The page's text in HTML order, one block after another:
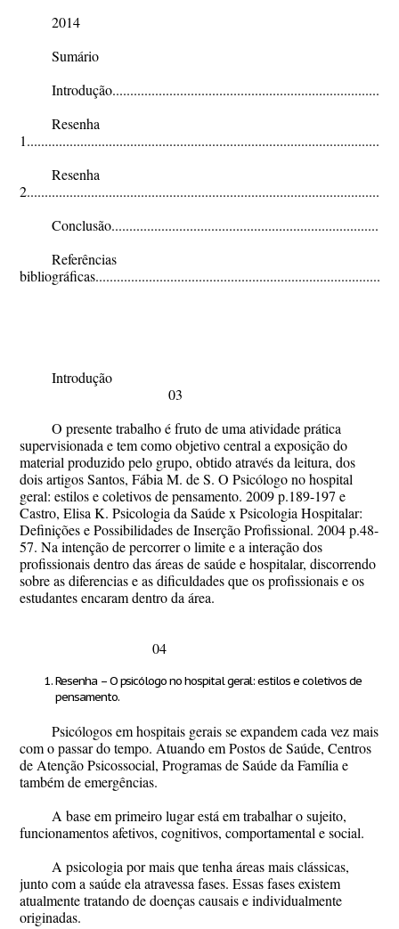
2014
Sumário
Resenha
Resenha
Referências
Introdução
03
O presente trabalho é fruto de uma atividade prática
supervisionada e tem como objetivo central a exposição do
material produzido pelo grupo, obtido através da leitura, dos
dois artigos Santos, Fábia M. de S. O Psicólogo no hospital
geral: estilos e coletivos de pensamento. 2009 p.189-197 e
Castro, Elisa K. Psicologia da Saúde x Psicologia Hospitalar:
Definições e Possibilidades de Inserção Profissional. 2004 p.48-
57. Na intenção de percorrer o limite e a interação dos
profissionais dentro das áreas de saúde e hospitalar, discorrendo
sobre as diferencias e as dificuldades que os profissionais e os
estudantes encaram dentro da área.
04
Resenha – O psicólogo no hospital geral: estilos e coletivos de
pensamento.
Psicólogos em hospitais gerais se expandem cada vez mais
com o passar do tempo. Atuando em Postos de Saúde, Centros
de Atenção Psicossocial, Programas de Saúde da Família e
também de emergências.
A base em primeiro lugar está em trabalhar o sujeito,
funcionamentos afetivos, cognitivos, comportamental e social.
A psicologia por mais que tenha áreas mais clássicas,
junto com a saúde ela atravessa fases. Essas fases existem
atualmente tratando de doenças causais e individualmente
originadas.